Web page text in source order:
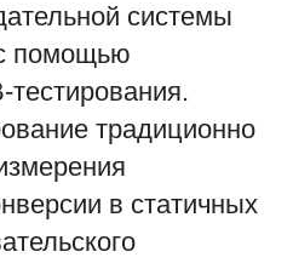
системы
помощью
тестирования.
традиционно
в статичных